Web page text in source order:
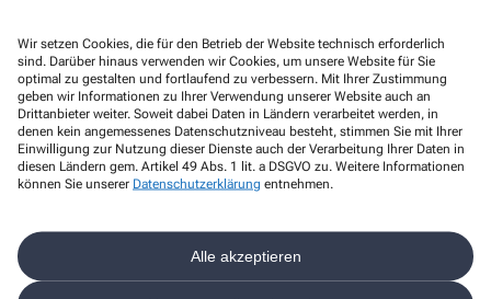
Wir setzen Cookies, die für den Betrieb der Website technisch erforderlich
sind. Darüber hinaus verwenden wir Cookies, um unsere Website für Sie
optimal zu gestalten und fortlaufend zu verbessern. Mit Ihrer Zustimmung
geben wir Informationen zu Ihrer Verwendung unserer Website auch an
Drittanbieter weiter. Soweit dabei Daten in Ländern verarbeitet werden, in
denen kein angemessenes Datenschutzniveau besteht, stimmen Sie mit Ihrer
Einwilligung zur Nutzung dieser Dienste auch der Verarbeitung Ihrer Daten in
diesen Ländern gem. Artikel 49 Abs. 1 lit. a DSGVO zu. Weitere Informationen
können Sie unserer Datenschutzerklärung entnehmen.
Alle akzeptieren